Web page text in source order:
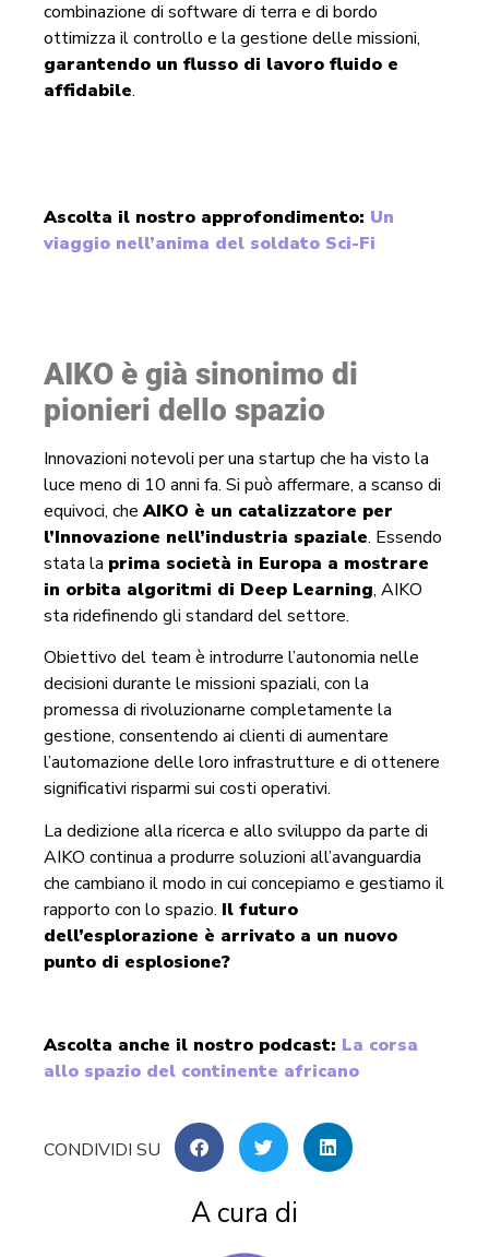
combinazione di software di terra e di bordo
ottimizza il controllo e la gestione delle missioni,
garantendo un flusso di lavoro fluido e
affidabile.
Ascolta il nostro approfondimento: Un
viaggio nell’anima del soldato Sci-Fi
AIKO è già sinonimo di
pionieri dello spazio
Innovazioni notevoli per una startup che ha visto la
luce meno di 10 anni fa. Si può affermare, a scanso di
equivoci, cheAIKO è un catalizzatore per
l’Innovazione nell’industria spaziale. Essendo
stata la prima società in Europa a mostrare
in orbita algoritmi di Deep Learning, AIKO
sta ridefinendo gli standard del settore.
Obiettivo del team è introdurre l’autonomia nelle
decisioni durante le missioni spaziali, con la
promessa di rivoluzionarne completamente la
gestione, consentendo ai clienti di aumentare
l’automazione delle loro infrastrutture e di ottenere
significativi risparmi sui costi operativi.
La dedizione alla ricerca e allo sviluppo da parte di
AIKO continua a produrre soluzioni all’avanguardia
che cambiano il modo in cui concepiamo e gestiamo il
rapporto con lo spazio. Il futuro
dell’esplorazione è arrivato a un nuovo
punto di esplosione?
Ascolta anche il nostro podcast: La corsa
allo spazio del continente africano
A cura di